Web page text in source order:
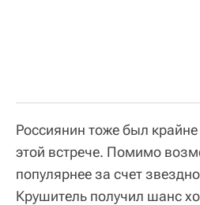
Россиянин тоже был
этой встрече. Помимо
популярнее за счет
Крушитель получил шанс